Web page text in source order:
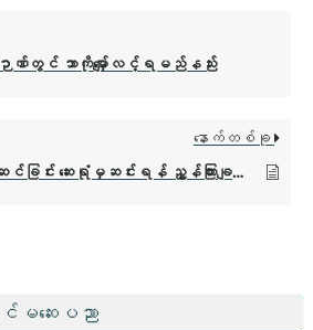
မဆေးပညာ
တွင် ဘာကိုမျှော်လင့်ရမည်နည်း
နောက်တစ်ခု
ဝမ်းဗိုက်ကျွံခြင်း ပြင်ဆင်ခြင်း ဆေးရုံမှဆင်းရန် ညွှန်ကြားချက်များ